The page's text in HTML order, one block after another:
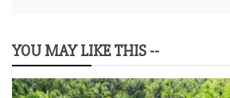
YOU MAY LIKE THIS --